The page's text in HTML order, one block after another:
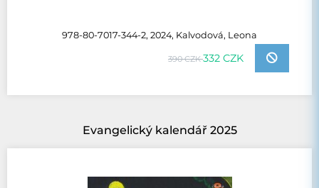
978-80-7017-344-2, 2024, Kalvodová, Leona
390 CZK332 CZK
Evangelický kalendář 2025